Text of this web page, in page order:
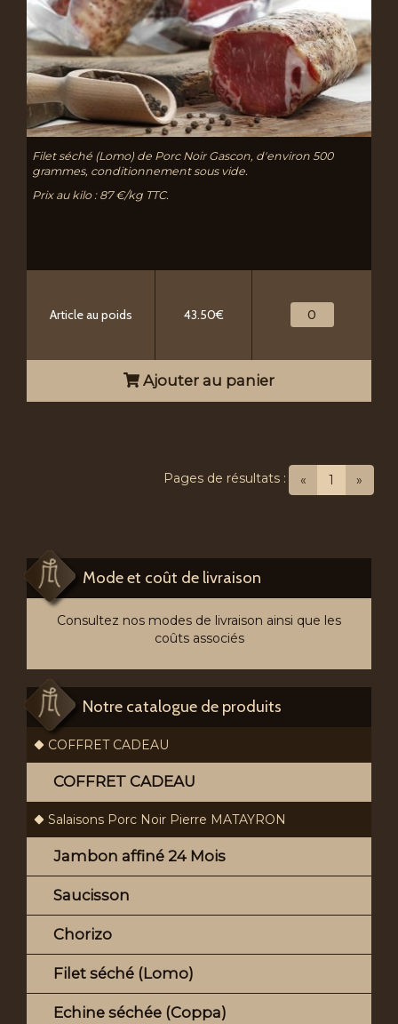
Filet séché (Lomo) de Porc Noir Gascon, d'environ 500
grammes, conditionnement sous vide.
Prix au kilo : 87 €/kg TTC.
Article au poids 43.50€
Ajouter au panier
« 1 (current)
»
Pages de résultats :
Mode et coût de livraison
Consultez nos modes de livraison ainsi que les
coûts associés
Notre catalogue de produits
COFFRET CADEAU
COFFRET CADEAU
Salaisons Porc Noir Pierre MATAYRON
Jambon affiné 24 Mois
Saucisson
Chorizo
Filet séché (Lomo)
Echine séchée (Coppa)